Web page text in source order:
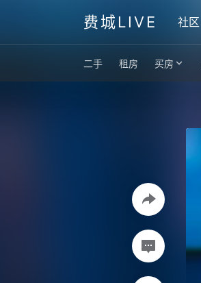
费城LIVE 社区
二手 租房 买房